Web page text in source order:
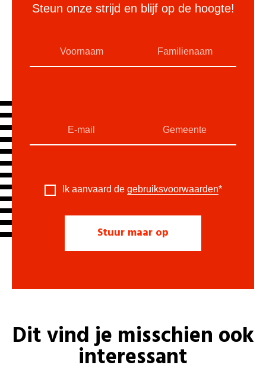
Steun onze strijd en blijf op de hoogte!
Ik aanvaard de gebruiksvoorwaarden*
Dit vind je misschien ook
interessant